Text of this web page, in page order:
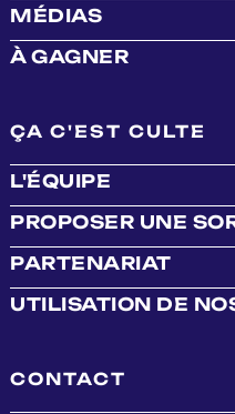
MÉDIAS
À GAGNER
ÇA C'EST CULTE
L'ÉQUIPE
PROPOSER UNE
PARTENARIAT
UTILISATION DE
CONTACT